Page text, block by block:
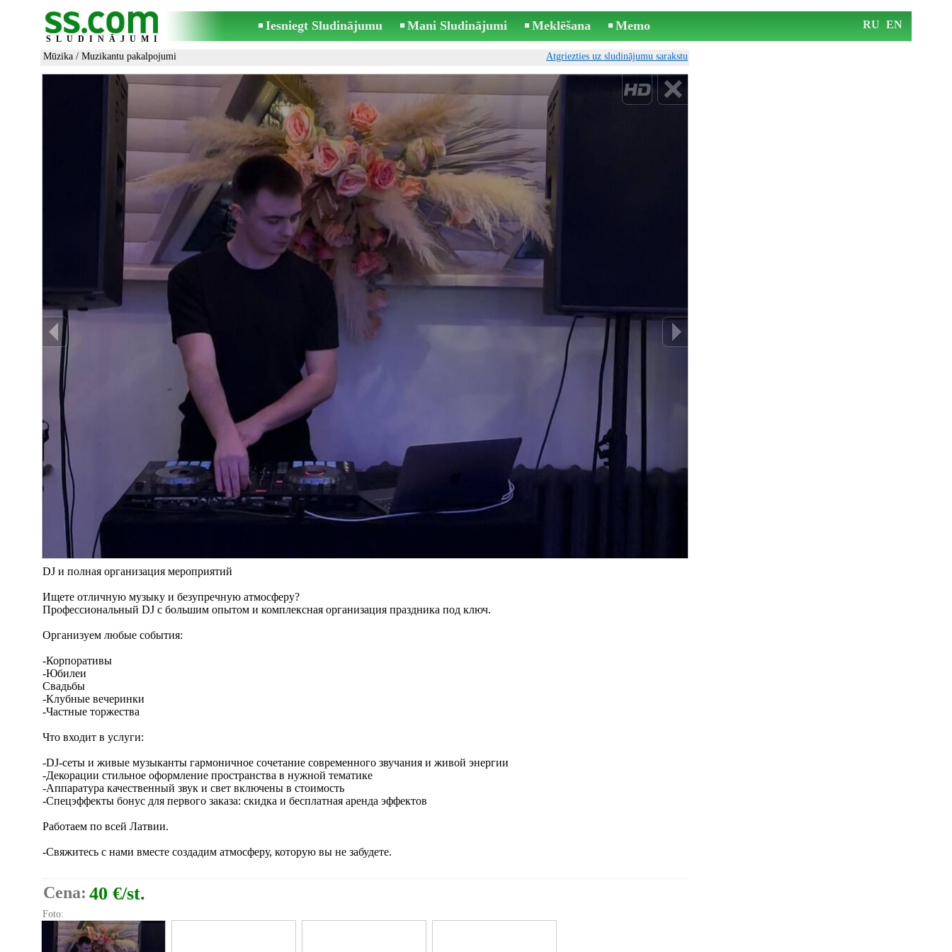
SLUDINĀJUMI
Iesniegt Sludinājumu Mani Sludinājumi Meklēšana Memo RU EN
Mūzika / Muzikantu pakalpojumi Atgriezties uz sludinājumu sarakstu
DJ и полная организация мероприятий
Ищете отличную музыку и безупречную атмосферу?
Профессиональный DJ с большим опытом и комплексная организация праздника под ключ.
Организуем любые события:
-Корпоративы
-Юбилеи
Свадьбы
-Клубные вечеринки
-Частные торжества
Что входит в услуги:
-DJ-сеты и живые музыканты гармоничное сочетание современного звучания и живой энергии
-Декорации стильное оформление пространства в нужной тематике
-Аппаратура качественный звук и свет включены в стоимость
-Спецэффекты бонус для первого заказа: скидка и бесплатная аренда эффектов
Работаем по всей Латвии.
-Свяжитесь с нами вместе создадим атмосферу, которую вы не забудете.
Cena: 40 €/st.
Foto: